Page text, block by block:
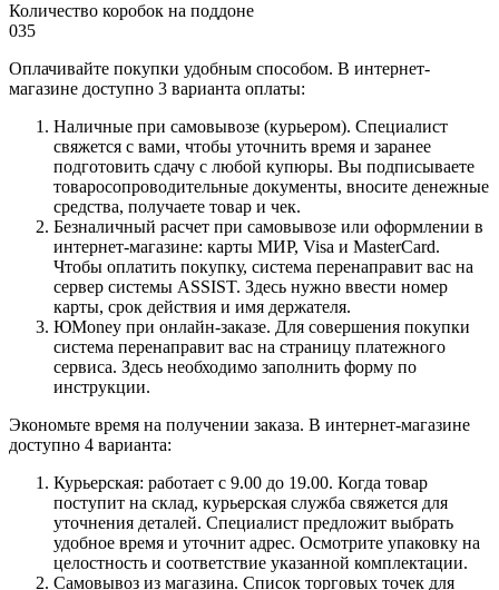
Количество коробок на поддоне
035
Оплачивайте покупки удобным способом. В интернет-
магазине доступно 3 варианта оплаты:
Наличные при самовывозе (курьером). Специалист
свяжется с вами, чтобы уточнить время и заранее
подготовить сдачу с любой купюры. Вы подписываете
товаросопроводительные документы, вносите денежные
средства, получаете товар и чек.
Безналичный расчет при самовывозе или оформлении в
интернет-магазине: карты МИР, Visa и MasterCard.
Чтобы оплатить покупку, система перенаправит вас на
сервер системы ASSIST. Здесь нужно ввести номер
карты, срок действия и имя держателя.
ЮMoney при онлайн-заказе. Для совершения покупки
система перенаправит вас на страницу платежного
сервиса. Здесь необходимо заполнить форму по
инструкции.
Экономьте время на получении заказа. В интернет-магазине
доступно 4 варианта:
Курьерская: работает с 9.00 до 19.00. Когда товар
поступит на склад, курьерская служба свяжется для
уточнения деталей. Специалист предложит выбрать
удобное время и уточнит адрес. Осмотрите упаковку на
целостность и соответствие указанной комплектации.
Самовывоз из магазина. Список торговых точек для